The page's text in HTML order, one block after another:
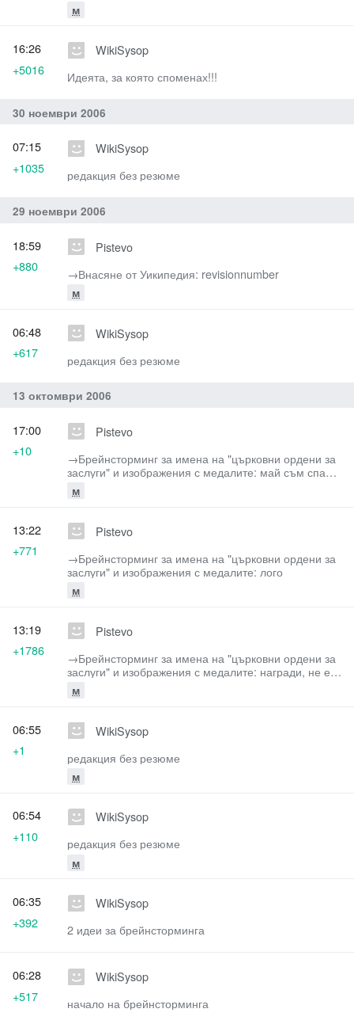
м
WikiSysop
Идеята, за която споменах!!!
16:26
+5016
30 ноември 2006
WikiSysop
редакция без резюме
07:15
+1035
29 ноември 2006
Pistevo
→‎Внасяне от Уикипедия: revisionnumber
м
18:59
+880
WikiSysop
редакция без резюме
06:48
+617
13 октомври 2006
Pistevo
→‎Брейнсторминг за имена на "църковни ордени за
заслуги" и изображения с медалите: май съм спал
м
17:00
+10
Pistevo
→‎Брейнсторминг за имена на "църковни ордени за
заслуги" и изображения с медалите: лого
м
13:22
+771
Pistevo
→‎Брейнсторминг за имена на "църковни ордени за
заслуги" и изображения с медалите: награди, не е
м
13:19
+1786
WikiSysop
редакция без резюме
м
06:55
+1
WikiSysop
редакция без резюме
м
06:54
+110
WikiSysop
2 идеи за брейнсторминга
06:35
+392
WikiSysop
начало на брейнсторминга
06:28
+517